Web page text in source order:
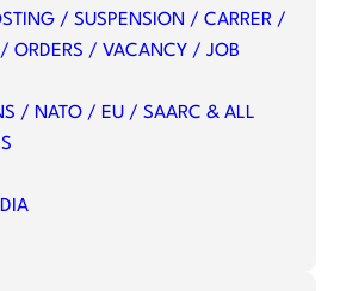
/ SUSPENSION / CARRER /
ORDERS / VACANCY / JOB
/ NATO / EU / SAARC & ALL